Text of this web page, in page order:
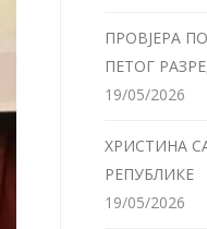
ПРОВЈЕРА
ПЕТОГ
19/05/2026
ХРИСТИНА
РЕПУБЛИКЕ
19/05/2026